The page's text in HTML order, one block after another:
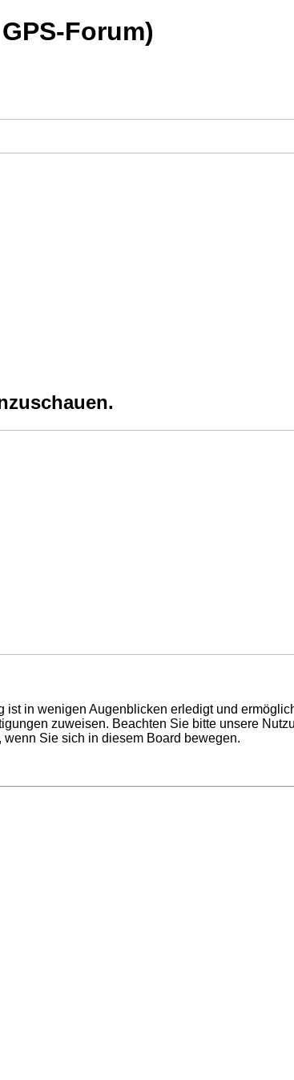
Forum)
in wenigen Augenblicken erledigt und
zuweisen. Beachten Sie bitte unsere
Sie sich in diesem Board bewegen.